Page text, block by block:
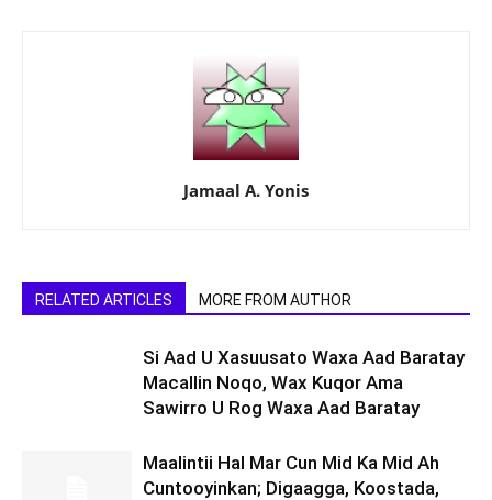
Jamaal A. Yonis
RELATED ARTICLES MORE FROM AUTHOR
Si Aad U Xasuusato Waxa Aad Baratay
Macallin Noqo, Wax Kuqor Ama
Sawirro U Rog Waxa Aad Baratay
Maalintii Hal Mar Cun Mid Ka Mid Ah
Cuntooyinkan; Digaagga, Koostada,